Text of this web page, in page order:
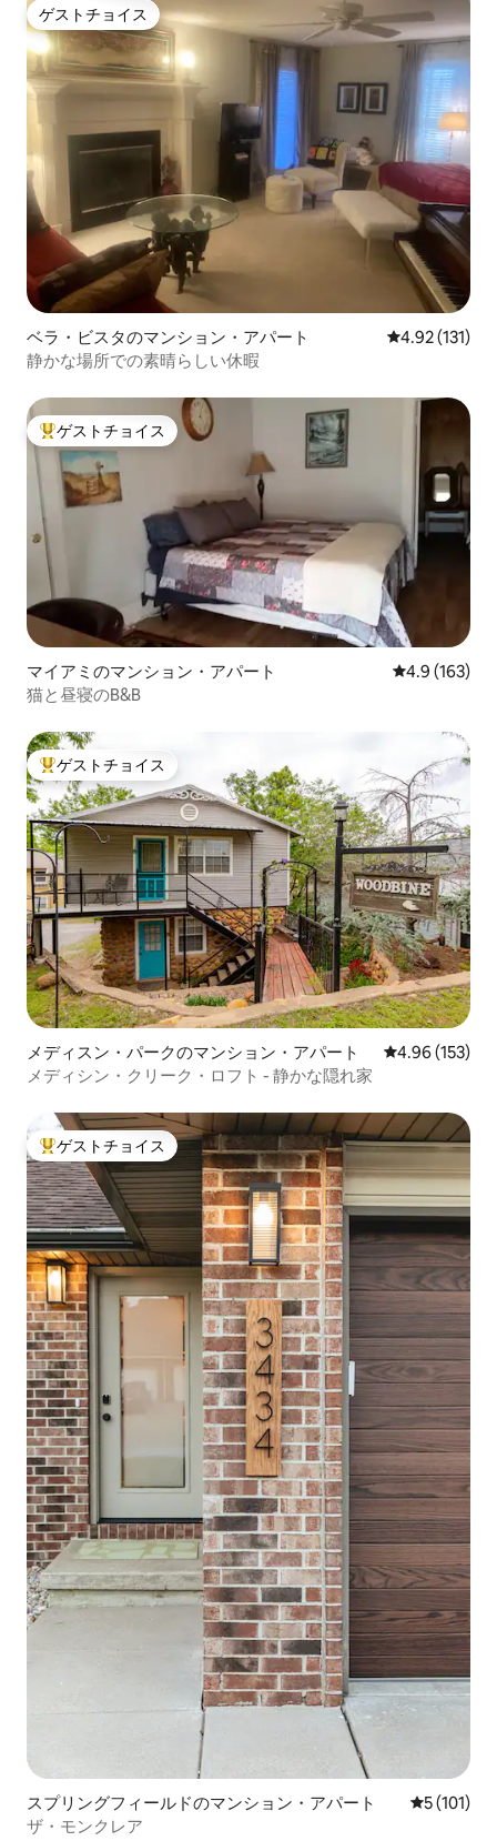
ゲストチョイス
ゲストチョイス
ベラ・ビスタのマンション・アパート レビュー131
4.92 (131)
静かな場所での素晴らしい休暇
大好評のゲストチョイスです。
ゲストチョイス
マイアミのマンション・アパート レビュー163
4.9 (163)
猫と昼寝のB&B
大好評のゲストチョイスです。
ゲストチョイス
メディスン・パークのマンション・アパート レビュー153
4.96 (153)
メディシン・クリーク・ロフト - 静かな隠れ家
大好評のゲストチョイスです。
ゲストチョイス
スプリングフィールドのマンション・アパート レビュー
5 (101)
ザ・モンクレア